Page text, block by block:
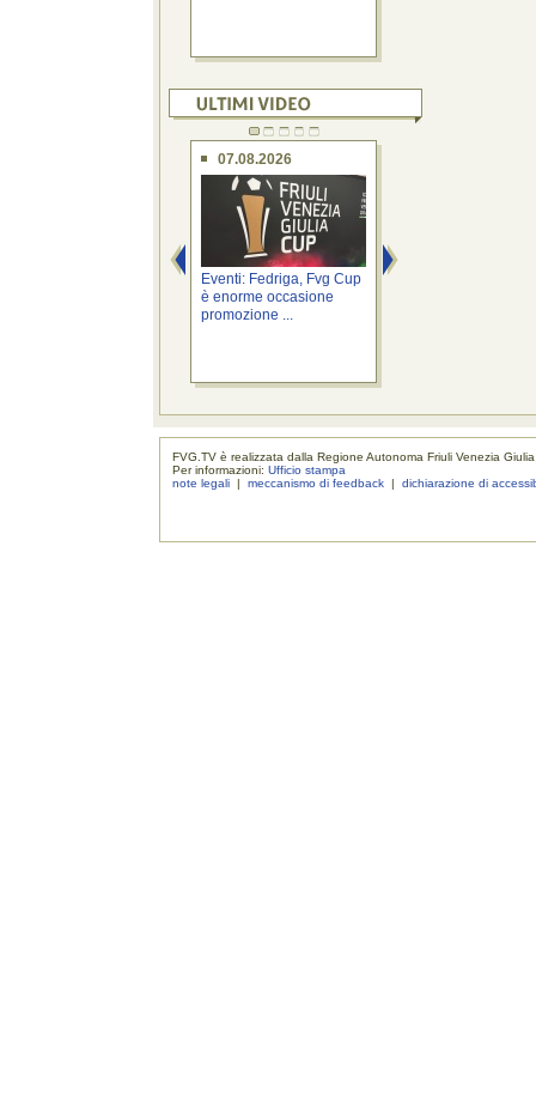
07.08.2026
Eventi: Fedriga, Fvg Cup
è enorme occasione
promozione ...
FVG.TV è realizzata dalla Regione Autonoma Friuli Venezia Giulia
Per informazioni:Ufficio stampa
note legali |meccanismo di feedback |dichiarazione di